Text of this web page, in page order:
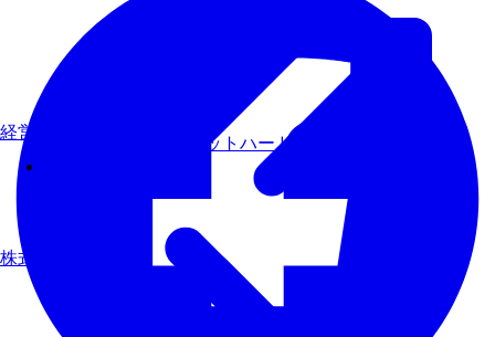
経営理念
AIモデルを、ターゲットハードウェアで最速にする
株式について